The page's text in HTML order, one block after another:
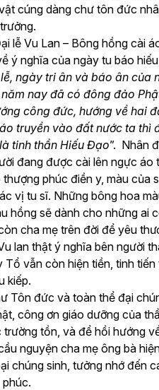
cúng dàng chư tôn đức
lễ Vu Lan – Bông hồng cài
ý nghĩa của ngày tu báo
ngày tri ân và báo ân của
năm nay đã có đông đảo
công đức, hướng về hai
truyền vào đất nước ta
tinh thần Hiếu Đạo”. Nhân
đang được cài lên ngực
phúc điền y, màu của
vị tu sĩ. Những bông hoa
hồng sẽ dành cho những ai
cha mẹ trên đời để yêu
lan thật ý nghĩa bên người
Tổ vẫn còn hiện tiền, tinh
kiếp.
Tôn đức và toàn thể đại
công ơn giáo dưỡng của
tồn, và để hồi hướng
nguyện cha mẹ ông bà
chúng sinh, tưởng nhớ đến